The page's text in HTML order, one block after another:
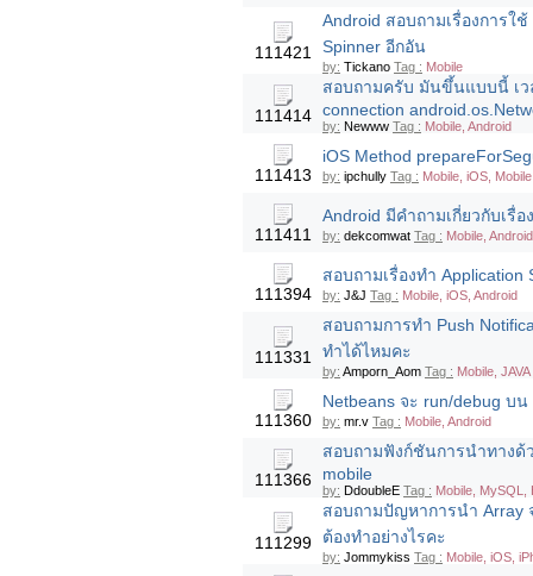
111421
Android สอบถามเรื่องการใ
Spinner อีกอัน
by: Tickano Tag : Mobile
111414
สอบถามครับ มันขึ้นแบบนี้ เว
connection
by: Newww Tag : Mobile, Android
111413
iOS Method
by: ipchully Tag : Mobile, iOS, Mobile
111411
Android มีคำถามเกี่ยวกับเรื่
by: dekcomwat Tag : Mobile, Android
111394
สอบถามเรื่องทำ
by: J&J Tag : Mobile, iOS, Android
111331
สอบถามการทำ Push
ทำได้ไหมคะ
by: Amporn_Aom Tag : Mobile, JAVA
111360
Netbeans จะ run/debug บ
by: mr.v Tag : Mobile, Android
111366
สอบถามฟังก์ชันการนำทางด้
mobile
by: DdoubleE Tag : Mobile, MySQL,
111299
สอบถามปัญหาการนำ Array
ต้องทำอย่างไรคะ
by: Jommykiss Tag : Mobile, iOS,